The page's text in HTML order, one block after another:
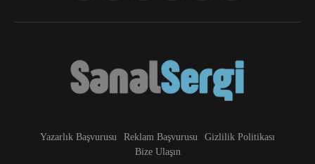
Yazarlık Başvurusu Reklam Başvurusu
Gizlilik Politikası
Bize Ulaşın